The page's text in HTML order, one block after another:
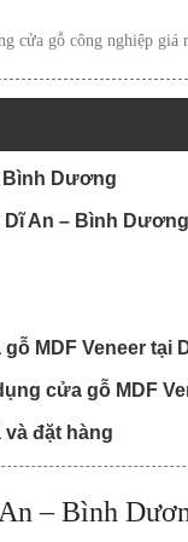
gỗ công nghiệp giá
Bình Dương
Dĩ An – Bình Dương
MDF Veneer tại
cửa gỗ MDF
và đặt hàng
– Bình